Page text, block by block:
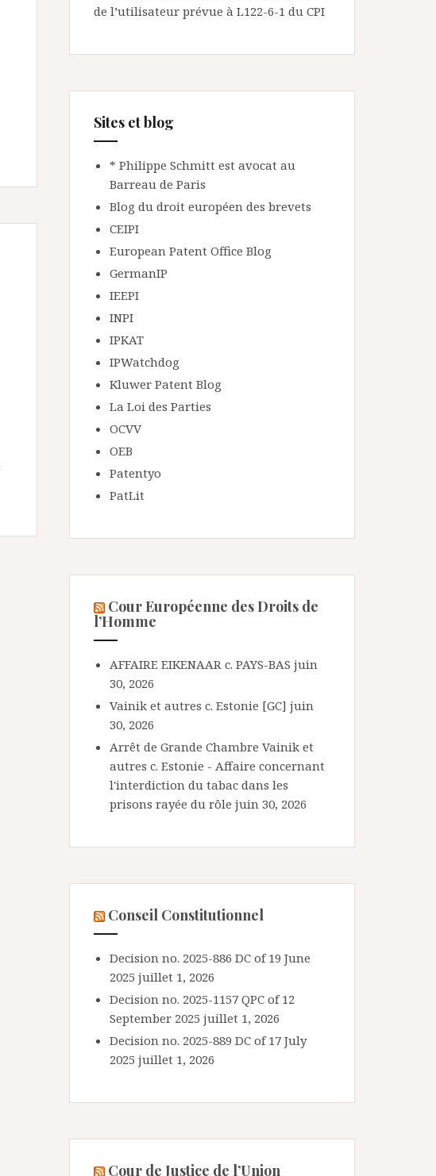
de l’utilisateur prévue à L122-6-1 du CPI
Sites et blog
* Philippe Schmitt est avocat au
Barreau de Paris
Blog du droit européen des brevets
CEIPI
European Patent Office Blog
GermanIP
IEEPI
INPI
IPKAT
IPWatchdog
Kluwer Patent Blog
La Loi des Parties
OCVV
OEB
Patentyo
PatLit
Cour Européenne des Droits de
l’Homme
AFFAIRE EIKENAAR c. PAYS-BAS juin
30, 2026
Vainik et autres c. Estonie [GC] juin
30, 2026
Arrêt de Grande Chambre Vainik et
autres c. Estonie - Affaire concernant
l'interdiction du tabac dans les
prisons rayée du rôle juin 30, 2026
Conseil Constitutionnel
Decision no. 2025-886 DC of 19 June
2025 juillet 1, 2026
Decision no. 2025-1157 QPC of 12
September 2025 juillet 1, 2026
Decision no. 2025-889 DC of 17 July
2025 juillet 1, 2026
Cour de Justice de l’Union